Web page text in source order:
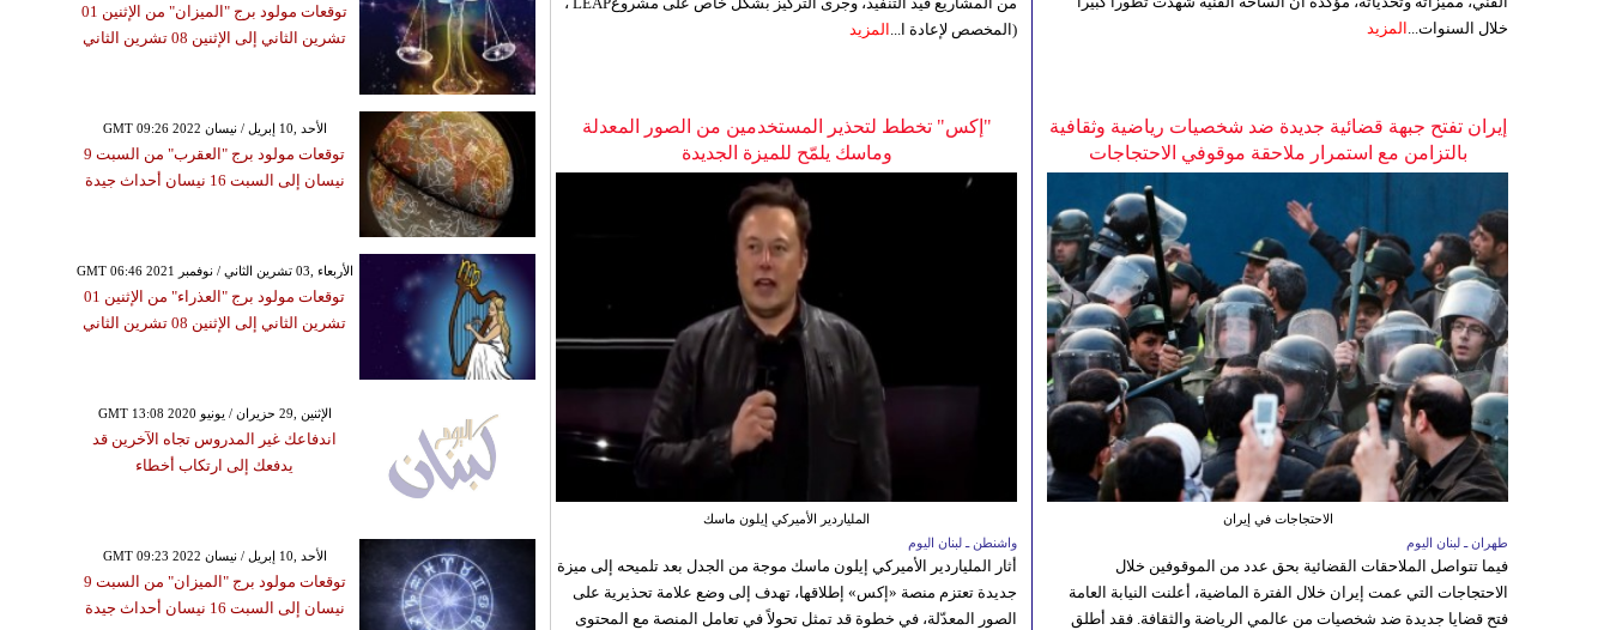
(المخصص لإعادة ا... المزيد
خلال السنوات... المزيد
"إكس" تخطط لتحذير المستخدمين من الصور المعدلة
وماسك يلمّح للميزة الجديدة
الملياردير الأميركي إيلون ماسك
واشنطن ـ لبنان اليوم
أثار الملياردير الأميركي إيلون ماسك موجة من الجدل بعد تلميحه إلى ميزة
جديدة تعتزم منصة «إكس» إطلاقها، تهدف إلى وضع علامة تحذيرية على
الصور المعدّلة، في خطوة قد تمثل تحولاً في تعامل المنصة مع المحتوى
إيران تفتح جبهة قضائية جديدة ضد شخصيات رياضية وثقافية
بالتزامن مع استمرار ملاحقة موقوفي الاحتجاجات
الاحتجاجات في إيران
طهران ـ لبنان اليوم
فيما تتواصل الملاحقات القضائية بحق عدد من الموقوفين خلال
الاحتجاجات التي عمت إيران خلال الفترة الماضية، أعلنت النيابة العامة
فتح قضايا جديدة ضد شخصيات من عالمي الرياضة والثقافة. فقد أطلق
توقعات مولود برج "الميزان" من الإثنين 01
تشرين الثاني إلى الإثنين 08 تشرين الثاني
GMT 09:26 2022 الأحد ,10 إبريل / نيسان
توقعات مولود برج "العقرب" من السبت 9
نيسان إلى السبت 16 نيسان أحداث جيدة
GMT 06:46 2021 الأربعاء ,03 تشرين الثاني / نوفمبر
توقعات مولود برج "العذراء" من الإثنين 01
تشرين الثاني إلى الإثنين 08 تشرين الثاني
GMT 13:08 2020 الإثنين ,29 حزيران / يونيو
اندفاعك غير المدروس تجاه الآخرين قد
يدفعك إلى ارتكاب أخطاء
GMT 09:23 2022 الأحد ,10 إبريل / نيسان
توقعات مولود برج "الميزان" من السبت 9
نيسان إلى السبت 16 نيسان أحداث جيدة